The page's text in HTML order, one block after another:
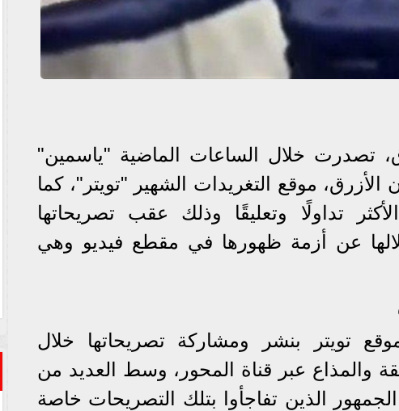
تصدرت خلال الساعات الماضية "ياسمين"
الأزرق، موقع التغريدات الشهير "تويتر"، كما
تداولًا وتعليقًا وذلك عقب تصريحاتها
عن أزمة ظهورها في مقطع فيديو وهي
تويتر بنشر ومشاركة تصريحاتها خلال
ببرنامج 90 دقيقة والمذاع عبر قناة المحور، وسط العديد من
الجمهور الذين تفاجأوا بتلك التصريحات خاصة